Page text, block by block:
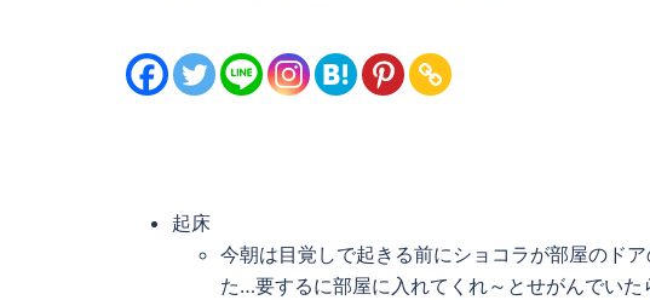
起床
今朝は目覚しで起きる前にショコラが部屋のド
た…要するに部屋に入れてくれ～とせがんでいた